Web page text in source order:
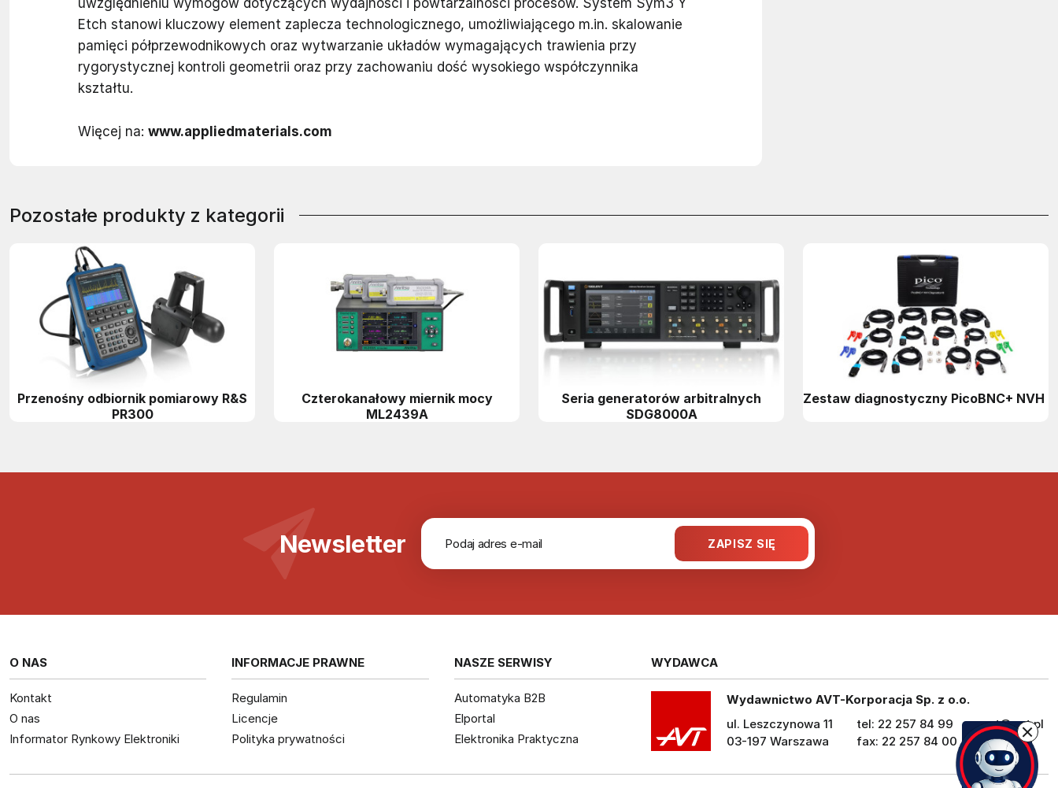
Etch stanowi kluczowy element zaplecza technologicznego, umożliwiającego m.in. skalowanie
pamięci półprzewodnikowych oraz wytwarzanie układów wymagających trawienia przy
rygorystycznej kontroli geometrii oraz przy zachowaniu dość wysokiego współczynnika
kształtu.
Więcej na: www.appliedmaterials.com
Pozostałe produkty z kategorii
Przenośny odbiornik pomiarowy R&S
PR300
Czterokanałowy miernik mocy
ML2439A
Seria generatorów arbitralnych
SDG8000A
Zestaw diagnostyczny PicoBNC+ NVH
Newsletter
O NAS
Kontakt
O nas
Informator Rynkowy Elektroniki
INFORMACJE PRAWNE
Regulamin
Licencje
Polityka prywatności
NASZE SERWISY
Automatyka B2B
Elportal
Elektronika Praktyczna
WYDAWCA
Wydawnictwo AVT-Korporacja Sp. z o.o.
ul. Leszczynowa 11
03-197 Warszawa
tel: 22 257 84 99
fax: 22 257 84 00
avt@avt.pl
avt.pl